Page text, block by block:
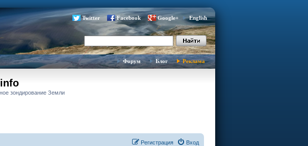
Twitter Facebook Google+ English
Форум Блог Реклама
зондирование Земли
Вход
Регистрация